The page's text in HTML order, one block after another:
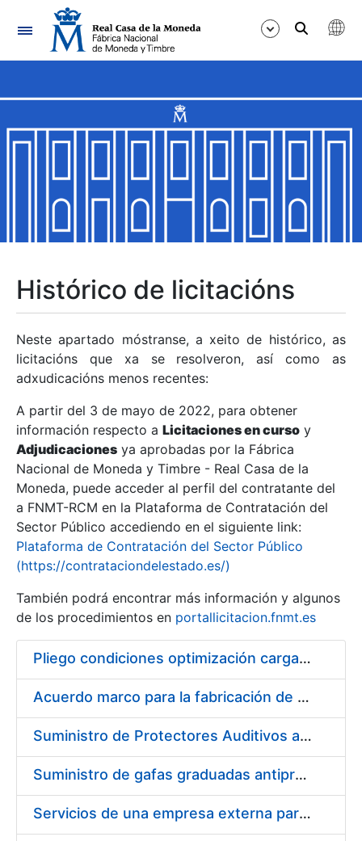
Navegación
Mostrar/Ocultar
Mostrar/Ocultar
Mostrar/Ocultar
Mostrar/Ocultar
Mostrar/Ocultar
Mostrar/Ocultar
Mostrar/Ocultar
Histórico de licitacións
Neste apartado móstranse, a xeito de histórico, as
licitacións que xa se resolveron, así como as
adxudicacións menos recentes:
A partir del 3 de mayo de 2022, para obtener
información respecto a Licitaciones en curso y
Adjudicaciones ya aprobadas por la Fábrica
Nacional de Moneda y Timbre - Real Casa de la
Moneda, puede acceder al perfil del contratante del
a FNMT-RCM en la Plataforma de Contratación del
Sector Público accediendo en el siguiente link:
Plataforma de Contratación del Sector Público
(https://contrataciondelestado.es/)
También podrá encontrar más información y algunos
de los procedimientos en portallicitacion.fnmt.es
Pliego condiciones optimización cargas compras firmado
Acuerdo marco para la fabricación de piezas
Suministro de Protectores Auditivos a medida para las personas trabajadoras de los Centros de Trabajo de Madrid y Burgos
Suministro de gafas graduadas antiproyecciones para los trabajadores de la FNMT-RCM en los centros de trabajo de Madrid y Burgos
Servicios de una empresa externa para el asesoramiento y resolución de los recursos de alzada que se presentan relacionados con procesos de selección para la FNMT-RCM